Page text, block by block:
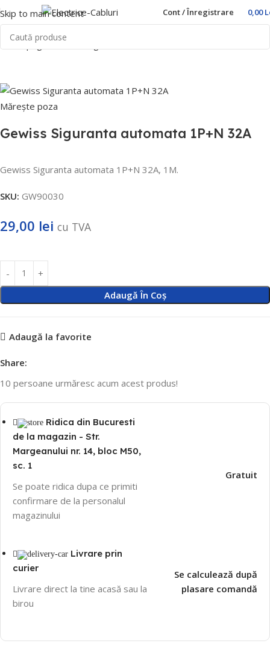
Skip to main content Cont / Înregistrare 0,00
Prima pagină
Mărește poza
Gewiss Siguranta automata 1P+N 32A
Gewiss Siguranta automata 1P+N 32A, 1M.
SKU: GW90030
29,00 lei cu TVA
Adaugă În Coș
Adaugă la favorite
Share:
10 persoane urmăresc acum acest produs!
Ridica din Bucuresti
de la magazin - Str.
Margeanului nr. 14, bloc M50,
sc. 1
Se poate ridica dupa ce primiti
confirmare de la personalul
magazinului
Gratuit
Livrare prin
curier
Livrare direct la tine acasă sau la
birou
Se calculează după
plasare comandă